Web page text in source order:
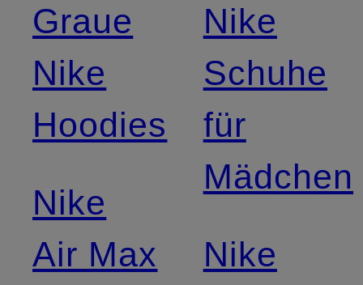
Graue
Nike
Hoodies
Nike
Air Max
Nike
Schuhe
für
Mädchen
Nike